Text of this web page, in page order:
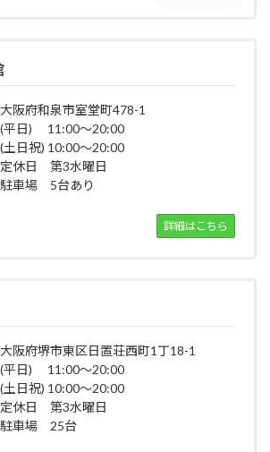
大阪府和泉市室堂町478-1
(平日) 11:00～20:00
(土日祝) 10:00～20:00
定休日 第3水曜日
駐車場 5台あり
詳細はこちら
大阪府堺市東区日置荘西町1丁18-1
(平日) 11:00～20:00
(土日祝) 10:00～20:00
定休日 第3水曜日
駐車場 25台